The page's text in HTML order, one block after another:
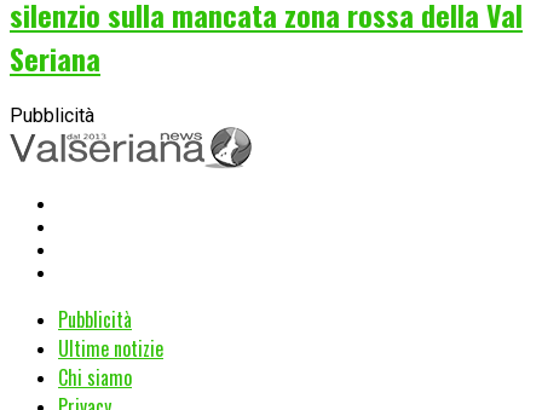
silenzio sulla mancata zona rossa della Val
Seriana
Pubblicità
Pubblicità
Ultime notizie
Chi siamo